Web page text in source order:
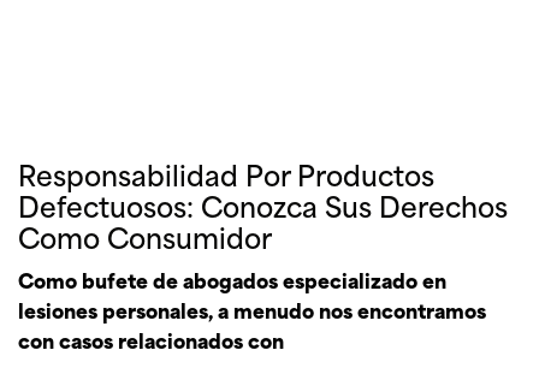
Responsabilidad Por Productos
Defectuosos: Conozca Sus Derechos
Como Consumidor
Como bufete de abogados especializado en
lesiones personales, a menudo nos encontramos
con casos relacionados con